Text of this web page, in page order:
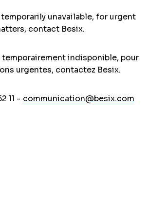
unavailable, for urgent
contact Besix.
temporairement indisponible, pour
urgentes, contactez Besix.
11 - communication@besix.com